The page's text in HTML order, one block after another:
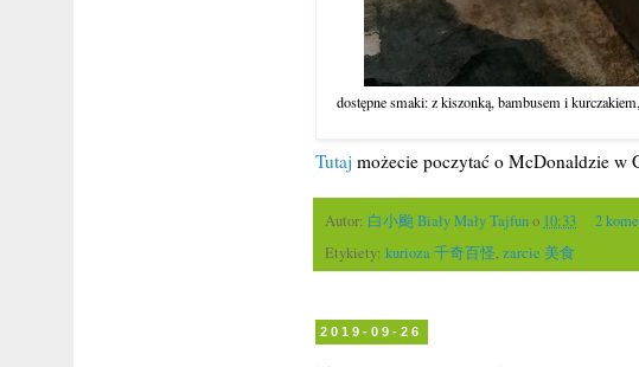
dostępne smaki: z kiszonką, bambusem i
Tutaj możecie poczytać o McDonaldzie w
Autor: 白小颱 Biały Mały Tajfuno 10:33
2
Etykiety: kurioza 千奇百怪,zarcie 美食
2019-09-26